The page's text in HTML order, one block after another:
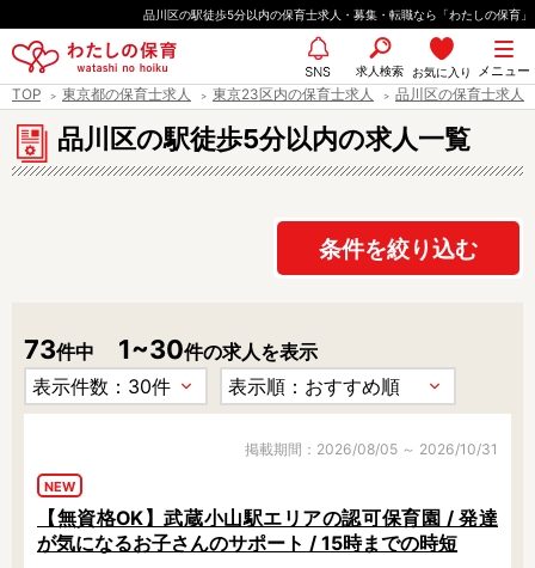
ー
の
先
頭
品川区の駅徒歩5分以内の保育士求人・募集・転職なら「わたしの保育」
メニュー
お気に入り
求人検索
SNS
TOP 東京都の保育士求人 東京23区内の保育士求人 品川区の保育士求人
品川区の駅徒歩5分以内の求人一覧
条件を絞り込む
73件中 1~30件の求人を表示
掲載期間：2026/08/05 ～ 2026/10/31
NEW
【無資格OK】武蔵小山駅エリアの認可保育園 / 発達
が気になるお子さんのサポート / 15時までの時短
都道府県
エリア情報
職種
保育士
保育教諭
幼稚園教諭
放課後児童支援員
栄養士
調理師
調理補助
看護師